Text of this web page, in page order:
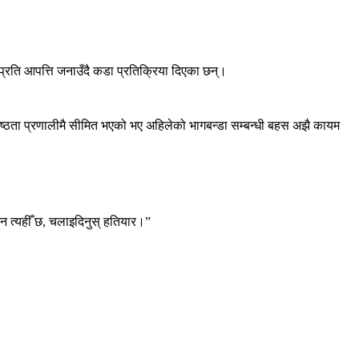
आपत्ति जनाउँदै कडा प्रतिक्रिया दिएका छन्।
प्रणालीमै सीमित भएको भए अहिलेको भागबन्डा सम्बन्धी बहस अझै कायम
त्यहीँ छ, चलाइदिनुस् हतियार।”